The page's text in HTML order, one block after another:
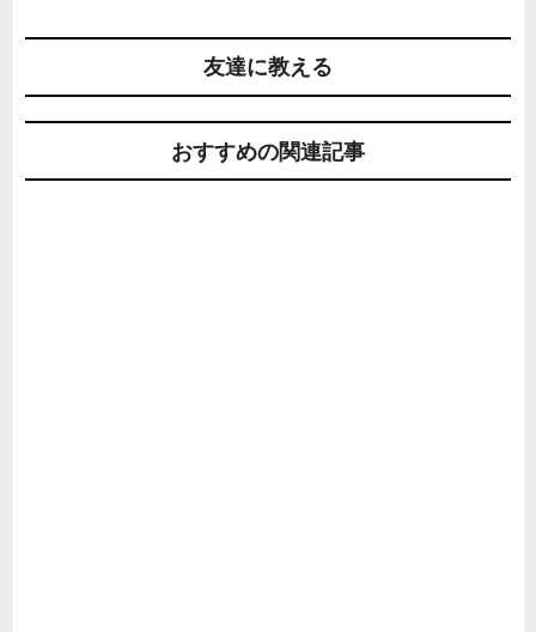
友達に教える
おすすめの関連記事